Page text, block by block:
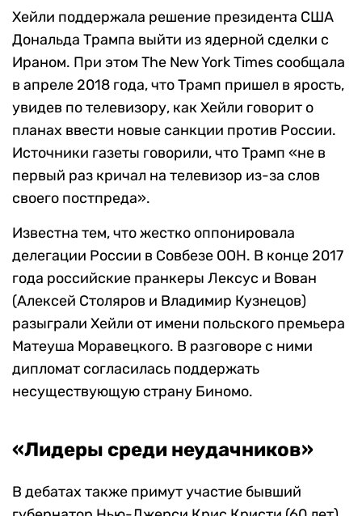
Хейли поддержала решение президента США
Дональда Трампа выйти из ядерной сделки с
Ираном. При этом The New York Times сообщала
в апреле 2018 года, что Трамп пришел в ярость,
увидев по телевизору, как Хейли говорит о
планах ввести новые санкции против России.
Источники газеты говорили, что Трамп «не в
первый раз кричал на телевизор из-за слов
своего постпреда».
Известна тем, что жестко оппонировала
делегации России в Совбезе ООН. В конце 2017
года российские пранкеры Лексус и Вован
(Алексей Столяров и Владимир Кузнецов)
разыграли Хейли от имени польского премьера
Матеуша Моравецкого. В разговоре с ними
дипломат согласилась поддержать
несуществующую страну Биномо.
«Лидеры среди неудачников»
В дебатах также примут участие бывший